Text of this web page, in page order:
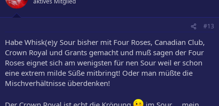
#13
Habe Whisk(e)y Sour bisher mit Four Roses, Canadian Club,
Crown Royal und Grants gemacht und muß sagen der Four
Roses eignet sich am wenigsten für nen Sour weil er schon
eine extrem milde Süße mitbringt! Oder man müßte die
Mischverhältnisse überdenken!